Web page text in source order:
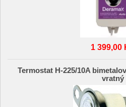
1 399,00
Termostat H-225/10A
vratný